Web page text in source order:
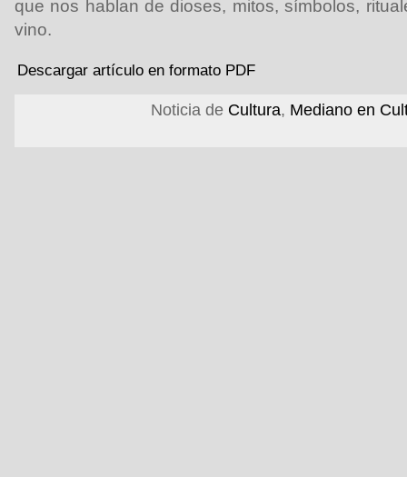
que nos hablan de dioses, mitos, símbolos,
vino.
Descargar artículo en formato PDF
Noticia de Cultura, Mediano en